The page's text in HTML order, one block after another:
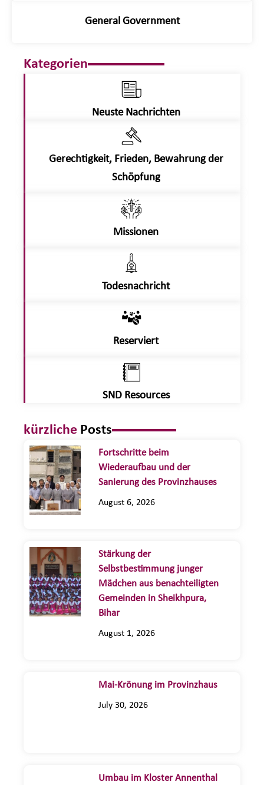
General Government
Kategorien
Neuste Nachrichten
Gerechtigkeit, Frieden, Bewahrung der
Schöpfung
Missionen
Todesnachricht
Reserviert
SND Resources
kürzliche Posts
Fortschritte beim
Wiederaufbau und der
Sanierung des Provinzhauses
August 6, 2026
Stärkung der
Selbstbestimmung junger
Mädchen aus benachteiligten
Gemeinden in Sheikhpura,
Bihar
August 1, 2026
Mai-Krönung im Provinzhaus
July 30, 2026
Umbau im Kloster Annenthal